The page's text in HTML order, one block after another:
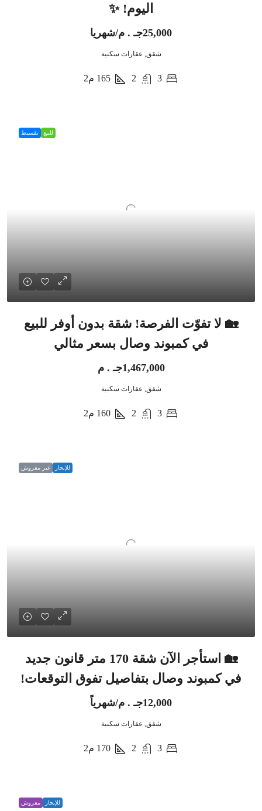
اليوم! ✨
25,000جـ . م/شهريا
شقق, عقارات سكنية
3
2
165 م2
للبيع تقسيط
🏡 لا تفوّت الفرصة! شقة بدون أوفر للبيع
في كمبوند وصال بسعر مثالي
1,467,000جـ . م
شقق, عقارات سكنية
3
2
160 م2
للإيجار غير مفروش
🏡 استأجر الآن شقة 170 متر قانون جديد
في كمبوند وصال بتفاصيل تفوق التوقعات!
12,000جـ . م/شهرياً
شقق, عقارات سكنية
3
2
170 م2
للإيجار مفروش